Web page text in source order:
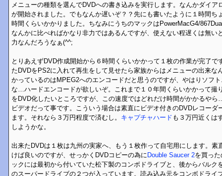
メニューの種類を選んでDVDへの書き込みを実行します。なんかダイア
が開始されました。でもなんか遅いぞ？？先にも書いたように１時間ち
時間くらいかかりました。ちなみにうちのマックはPowerMacG4/
なんかに比べればかなり非力ではあるんですが、使えない程遅くは無
力なんだろうなぁ(^^;
とりあえずDVD作成開始から６時間くらいかかって１枚の作業が完了で
たDVDをPS2に入れて再生をして見せたら家族からはメニューの出来な
かっているのはMPEG2へのエンコードだと思うのですが、やはりソフ
な…ハードエンコードが欲しいぞ。これまで１０年間くらいかかって撮
をDVD化したいところですが、この速度ではどれだけ時間がかかるや
ビデオだって事です。こういう場合は素直にビデオ付きのDVDレコーダ
ます。それなら３万円程度で済むし。 キャプチャハード も３万円近くは
しようかな。
出来たDVDは１枚は九州の実家へ、もう１枚作って自宅用にします。素
けば良いのですが、せっかくDVDコピーの為にDouble Saucer 2を買っ
ックには最初から付いていた松下製のコンボドライブと、後からバルク
のスーパードライブの２つが入っています。読み込み元をコンボドライ